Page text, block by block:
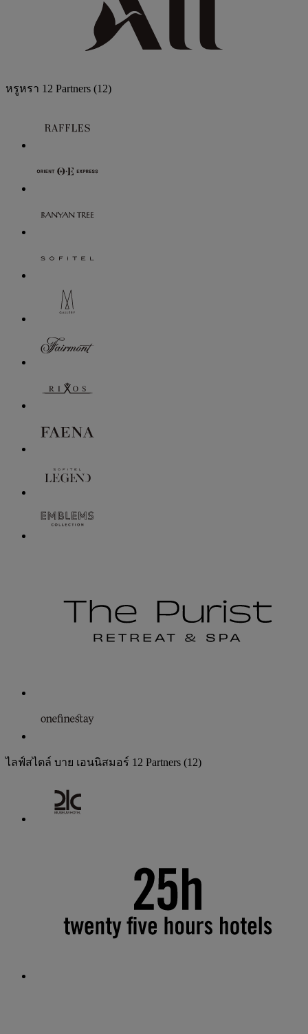
หรูหรา 12 Partners (12)
ไลฟ์สไตล์ บาย เอนนิสมอร์ 12 Partners (12)